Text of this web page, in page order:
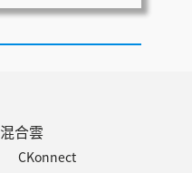
混合雲
CKonnect